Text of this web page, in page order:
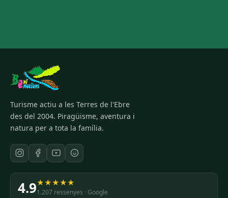
Turisme actiu a les Terres de l'Ebre
des del 2004. Piragüisme, aventura i
natura per a tota la família.
4.9★★★★★
1.207 ressenyes · Google